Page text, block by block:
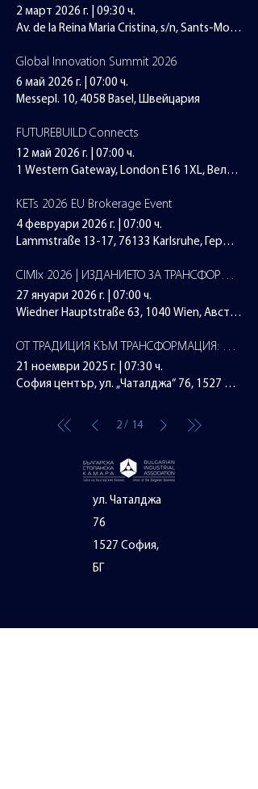
2 март 2026 г.
09:30 ч.
Av. de la Reina Maria Cristina, s/n, Sants-
Global Innovation Summit 2026
6 май 2026 г.
07:00 ч.
Messepl. 10, 4058 Basel, Швейцария
FUTUREBUILD Connects
12 май 2026 г.
07:00 ч.
1 Western Gateway, London E16 1XL,
KETs 2026 EU Brokerage Event
4 февруари 2026 г.
07:00 ч.
Lammstraße 13-17, 76133 Karlsruhe, Германия
CIMIx 2026 | ИЗДАНИЕТО ЗА ТРАНСФОРМАЦИЯ
27 януари 2026 г.
07:00 ч.
Wiedner Hauptstraße 63, 1040 Wien, Австрия
ОТ ТРАДИЦИЯ КЪМ ТРАНСФОРМАЦИЯ: НОВИТЕ УМЕНИЯ И ПРОФЕСИИ КАТО МЕЖДУКУЛТУРЕН МОСТ В ИНДУСТРИЯТА НА ГОСТОПРИЕМСТВОТО
21 ноември 2025 г.
07:30 ч.
София център, ул. „Чаталджа“ 76, 1527
2 / 14
ул. Чаталджа
76
1527 София,
БГ